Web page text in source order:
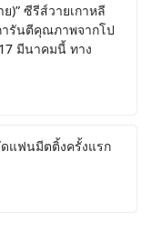
)” ซีรีส์วายเกาหลี
ารันตีคุณภาพจากโป
มีนาคมนี้ ทาง
แฟนมีตติ้งครั้งแรก